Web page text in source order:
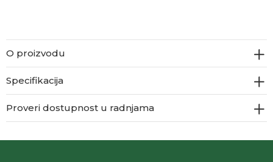
O proizvodu
Specifikacija
Proveri dostupnost u radnjama